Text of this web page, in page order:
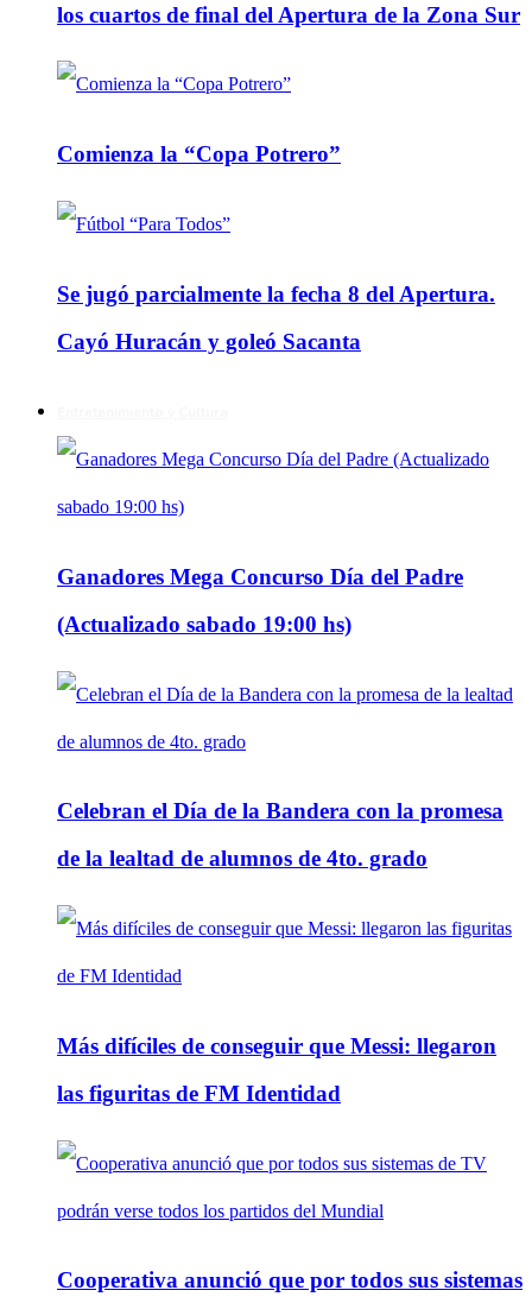
los cuartos de final del Apertura de la Zona Sur
Comienza la “Copa Potrero”
Se jugó parcialmente la fecha 8 del Apertura.
Cayó Huracán y goleó Sacanta
Ganadores Mega Concurso Día del Padre
(Actualizado sabado 19:00 hs)
Celebran el Día de la Bandera con la promesa
de la lealtad de alumnos de 4to. grado
Más difíciles de conseguir que Messi: llegaron
las figuritas de FM Identidad
Cooperativa anunció que por todos sus sistemas